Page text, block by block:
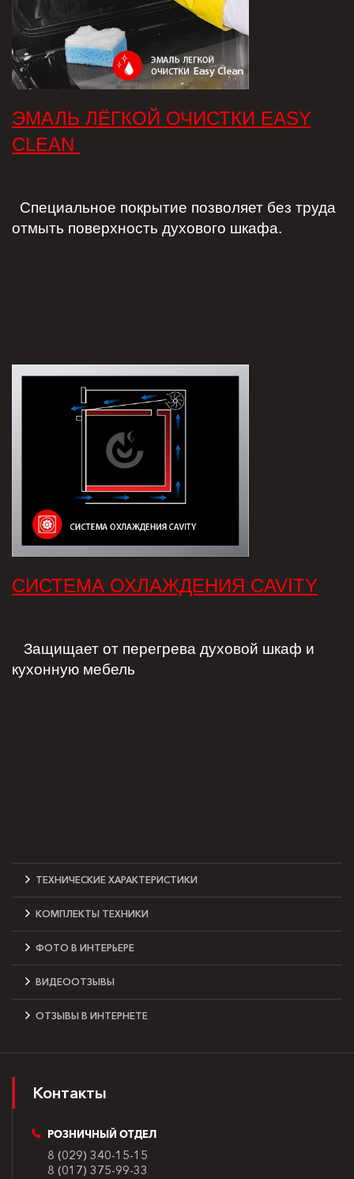
ЭМАЛЬ ЛЁГКОЙ ОЧИСТКИ EASY
CLEAN
Специальное покрытие позволяет без труда
отмыть поверхность духового шкафа.
СИСТЕМА ОХЛАЖДЕНИЯ CAVITY
Защищает от перегрева духовой шкаф и
кухонную мебель
ТЕХНИЧЕСКИЕ ХАРАКТЕРИСТИКИ
КОМПЛЕКТЫ ТЕХНИКИ
ФОТО В ИНТЕРЬЕРЕ
ВИДЕООТЗЫВЫ
ОТЗЫВЫ В ИНТЕРНЕТЕ
Контакты
РОЗНИЧНЫЙ ОТДЕЛ
8 (029) 340-15-15
8 (017) 375-99-33